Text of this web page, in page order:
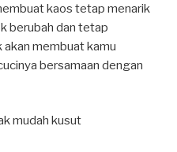
kaos tetap menarik
berubah dan tetap
membuat kamu
bersamaan dengan
mudah kusut